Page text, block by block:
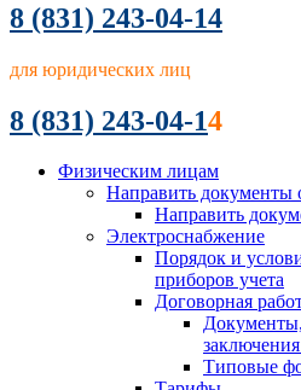
8 (831) 243-04-14
для юридических лиц
8 (831) 243-04-14
Физическим лицам
Направить документы
Направить
Электроснабжение
Порядок и
приборов учета
Договорная
Типовые